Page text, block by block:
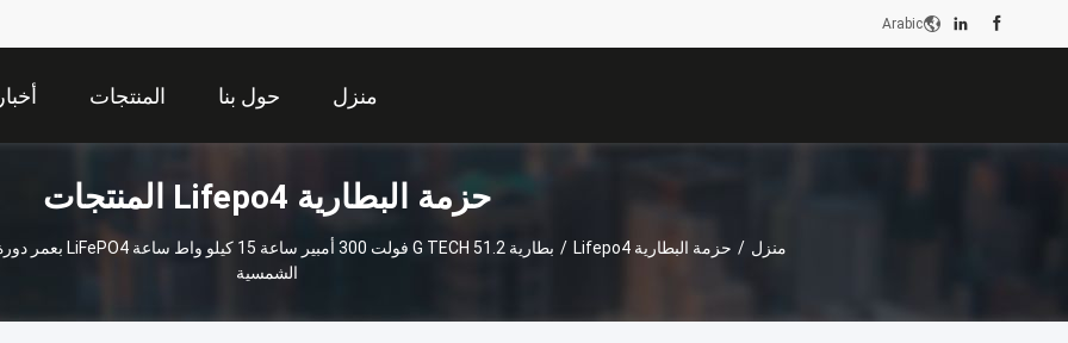
Arabic
منزل حول بنا المنتجات أخبار
حزمة البطارية Lifepo4 المنتجات
منزل / حزمة البطارية Lifepo4 /
الشمسية